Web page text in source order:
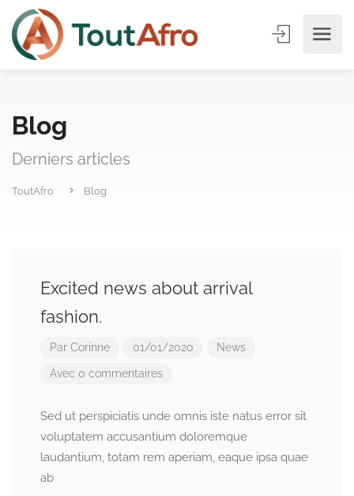
Blog
Derniers articles
ToutAfro Blog
Excited news about arrival
fashion.
Par Corinne 01/01/2020 News
Avec 0 commentaires
Sed ut perspiciatis unde omnis iste natus error sit
voluptatem accusantium doloremque
laudantium, totam rem aperiam, eaque ipsa quae
ab